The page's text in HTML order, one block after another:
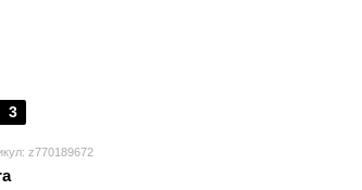
3
z770189672